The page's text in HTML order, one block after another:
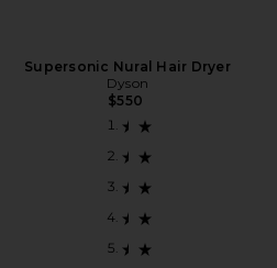
Supersonic Nural Hair Dryer
Dyson
$550